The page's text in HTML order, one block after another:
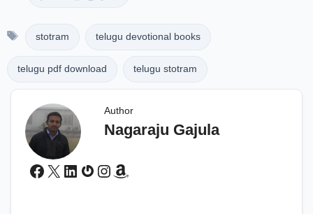
Tagsstotram telugu devotional books
telugu pdf download telugu stotram
Author
Nagaraju Gajula
Facebook
X LinkedIn
Gravatar
Instagram
Amazon